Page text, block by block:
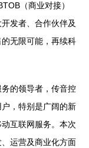
（商业对接）
发者、合作伙伴及
无限可能，再续科
的领导者，传音控
，特别是广阔的新
互联网服务。本次
运营及商业化方面